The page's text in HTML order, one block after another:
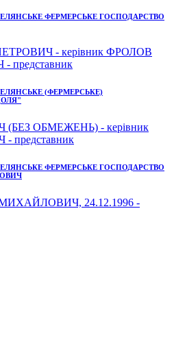
ФЕРМЕРСЬКЕ ГОСПОДАРСТВО
- керівник ФРОЛОВ
(ФЕРМЕРСЬКЕ)
ОБМЕЖЕНЬ) - керівник
представник
ФЕРМЕРСЬКЕ ГОСПОДАРСТВО
24.12.1996 -